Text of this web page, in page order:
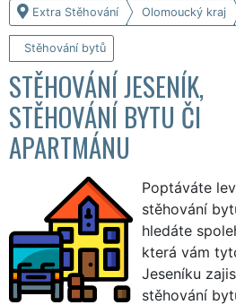
Extra Stěhování Olomoucký kraj
Stěhování bytů
STĚHOVÁNÍ JESENÍK,
STĚHOVÁNÍ BYTU ČI
APARTMÁNU
Poptáváte
stěhování
hledáte
která vám
Jeseníku
stěhování